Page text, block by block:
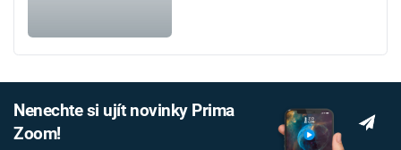
Nenechte si ujít novinky Prima
Zoom!